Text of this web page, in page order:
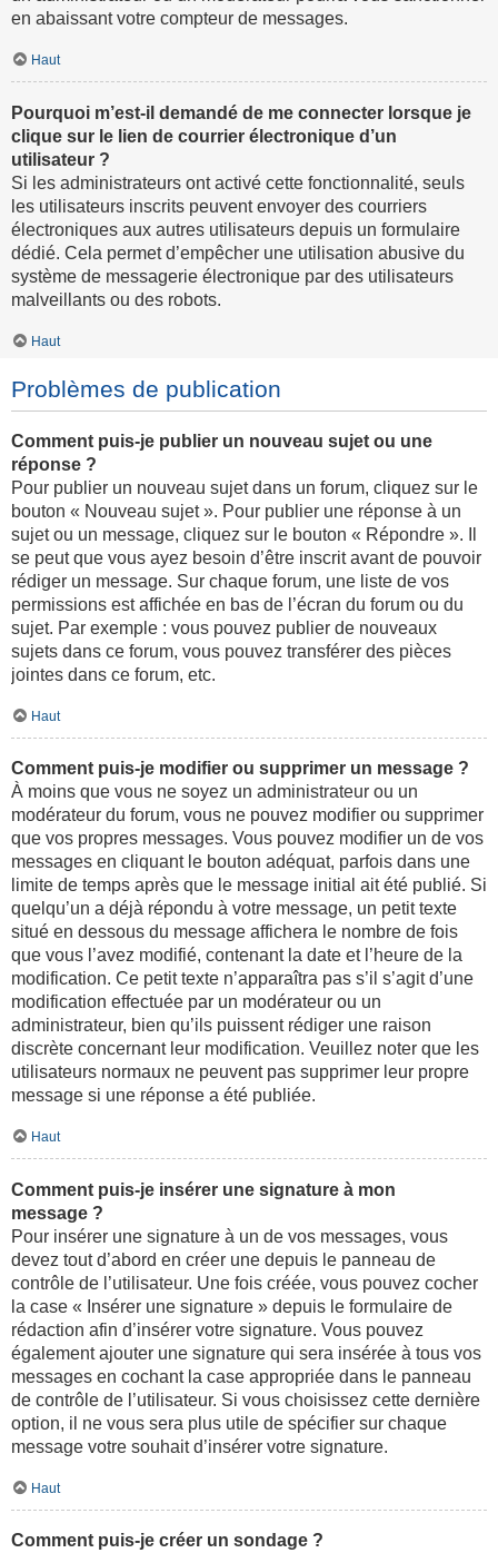
en abaissant votre compteur de messages.
Haut
Pourquoi m’est-il demandé de me connecter lorsque je
clique sur le lien de courrier électronique d’un
utilisateur ?
Si les administrateurs ont activé cette fonctionnalité, seuls
les utilisateurs inscrits peuvent envoyer des courriers
électroniques aux autres utilisateurs depuis un formulaire
dédié. Cela permet d’empêcher une utilisation abusive du
système de messagerie électronique par des utilisateurs
malveillants ou des robots.
Haut
Problèmes de publication
Comment puis-je publier un nouveau sujet ou une
réponse ?
Pour publier un nouveau sujet dans un forum, cliquez sur le
bouton « Nouveau sujet ». Pour publier une réponse à un
sujet ou un message, cliquez sur le bouton « Répondre ». Il
se peut que vous ayez besoin d’être inscrit avant de pouvoir
rédiger un message. Sur chaque forum, une liste de vos
permissions est affichée en bas de l’écran du forum ou du
sujet. Par exemple : vous pouvez publier de nouveaux
sujets dans ce forum, vous pouvez transférer des pièces
jointes dans ce forum, etc.
Haut
Comment puis-je modifier ou supprimer un message ?
À moins que vous ne soyez un administrateur ou un
modérateur du forum, vous ne pouvez modifier ou supprimer
que vos propres messages. Vous pouvez modifier un de vos
messages en cliquant le bouton adéquat, parfois dans une
limite de temps après que le message initial ait été publié. Si
quelqu’un a déjà répondu à votre message, un petit texte
situé en dessous du message affichera le nombre de fois
que vous l’avez modifié, contenant la date et l’heure de la
modification. Ce petit texte n’apparaîtra pas s’il s’agit d’une
modification effectuée par un modérateur ou un
administrateur, bien qu’ils puissent rédiger une raison
discrète concernant leur modification. Veuillez noter que les
utilisateurs normaux ne peuvent pas supprimer leur propre
message si une réponse a été publiée.
Haut
Comment puis-je insérer une signature à mon
message ?
Pour insérer une signature à un de vos messages, vous
devez tout d’abord en créer une depuis le panneau de
contrôle de l’utilisateur. Une fois créée, vous pouvez cocher
la case « Insérer une signature » depuis le formulaire de
rédaction afin d’insérer votre signature. Vous pouvez
également ajouter une signature qui sera insérée à tous vos
messages en cochant la case appropriée dans le panneau
de contrôle de l’utilisateur. Si vous choisissez cette dernière
option, il ne vous sera plus utile de spécifier sur chaque
message votre souhait d’insérer votre signature.
Haut
Comment puis-je créer un sondage ?